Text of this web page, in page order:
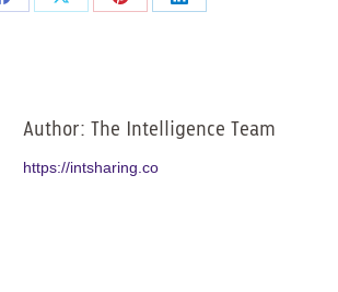
Share
Share
Share
Share
Author: The Intelligence Team
https://intsharing.co